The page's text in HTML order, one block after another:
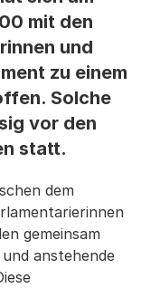
mit den
und
zu einem
Solche
vor den
statt.
dem
gemeinsam
anstehende